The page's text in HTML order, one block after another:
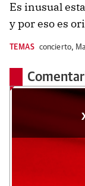
Es inusual
y por eso es
TEMAS concierto,